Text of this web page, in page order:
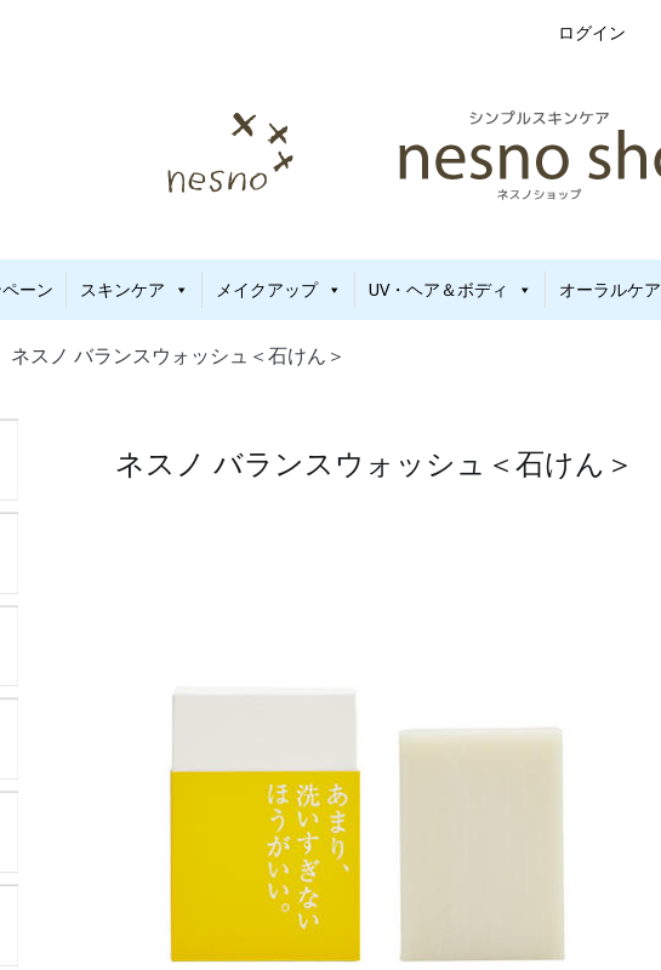
ログイン
nesno（ネスノ）公式
敏感肌・新生児から使える保湿ゲル｜定期便20%OFF
ーン スキンケア メイクアップ UV・ヘア＆ボディ オーラルケア
ネスノ バランスウォッシュ＜石けん＞
ネスノ バランスウォッシュ＜石けん＞